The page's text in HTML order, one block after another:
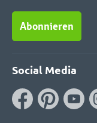
Abonnieren
Social Media